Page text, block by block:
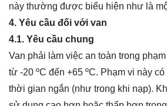
này thường được biểu hiện như là
4. Yêu cầu đối với van
4.1. Yêu cầu chung
Van phải làm việc an toàn trong
từ -20 ºC đến +65 ºC. Phạm vi này
thời gian ngắn (như trong khi nạp).